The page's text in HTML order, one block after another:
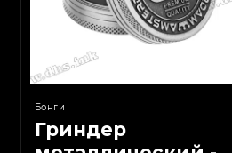
Бонги
Гриндер